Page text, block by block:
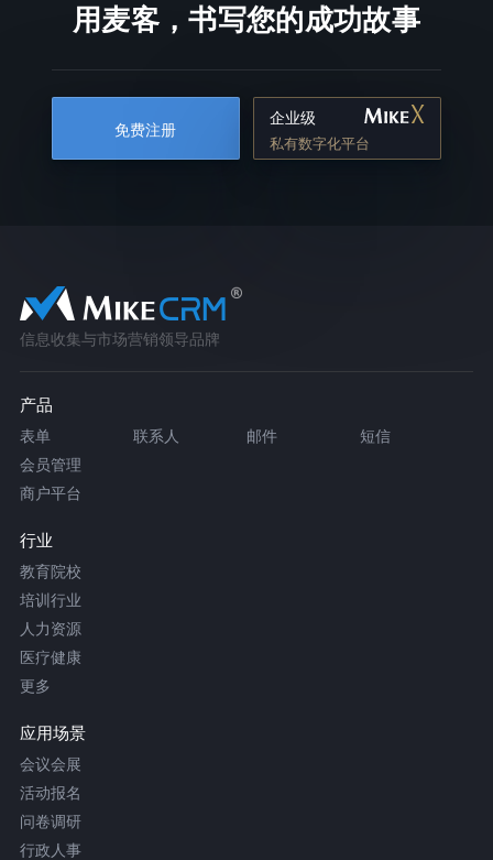
用麦客，书写您的成功故事
免费注册
企业级
私有数字化平台
信息收集与市场营销领导品牌
产品
表单 联系人 邮件
短信
会员管理
商户平台
行业
教育院校
培训行业
人力资源
医疗健康
更多
应用场景
会议会展
活动报名
问卷调研
行政人事